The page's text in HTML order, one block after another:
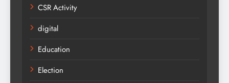
CSR Activity
digital
Education
Election